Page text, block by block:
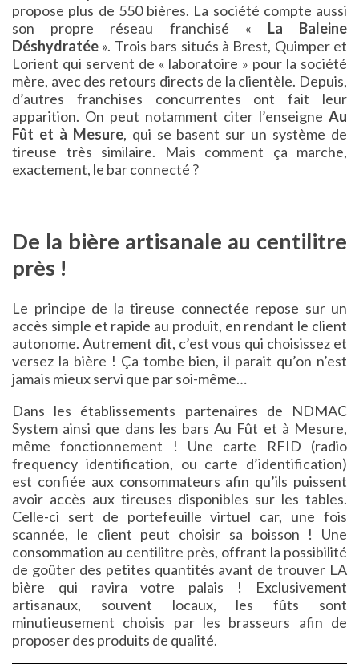
propose plus de 550 bières. La société compte aussi
son propre réseau franchisé « La Baleine
Déshydratée ». Trois bars situés à Brest, Quimper et
Lorient qui servent de « laboratoire » pour la société
mère, avec des retours directs de la clientèle. Depuis,
d’autres franchises concurrentes ont fait leur
apparition. On peut notamment citer l’enseigne Au
Fût et à Mesure, qui se basent sur un système de
tireuse très similaire. Mais comment ça marche,
exactement, le bar connecté ?
De la bière artisanale au centilitre
près !
Le principe de la tireuse connectée repose sur un
accès simple et rapide au produit, en rendant le client
autonome. Autrement dit, c’est vous qui choisissez et
versez la bière ! Ça tombe bien, il parait qu’on n’est
jamais mieux servi que par soi-même…
Dans les établissements partenaires de NDMAC
System ainsi que dans les bars Au Fût et à Mesure,
même fonctionnement ! Une carte RFID (radio
frequency identification, ou carte d’identification)
est confiée aux consommateurs afin qu’ils puissent
avoir accès aux tireuses disponibles sur les tables.
Celle-ci sert de portefeuille virtuel car, une fois
scannée, le client peut choisir sa boisson ! Une
consommation au centilitre près, offrant la possibilité
de goûter des petites quantités avant de trouver LA
bière qui ravira votre palais ! Exclusivement
artisanaux, souvent locaux, les fûts sont
minutieusement choisis par les brasseurs afin de
proposer des produits de qualité.